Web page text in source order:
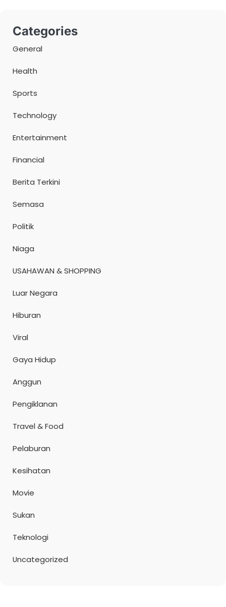
Categories
General
Health
Sports
Technology
Entertainment
Financial
Berita Terkini
Semasa
Politik
Niaga
USAHAWAN & SHOPPING
Luar Negara
Hiburan
Viral
Gaya Hidup
Anggun
Pengiklanan
Travel & Food
Pelaburan
Kesihatan
Movie
Sukan
Teknologi
Uncategorized